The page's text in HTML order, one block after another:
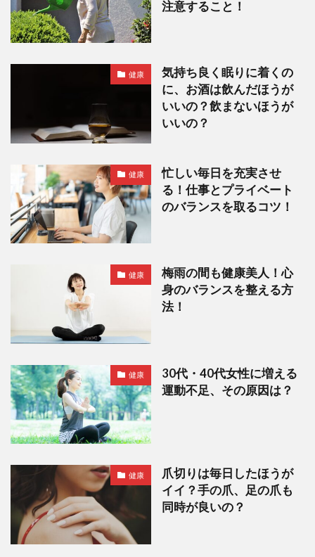
注意すること！
健康
気持ち良く眠りに着くの
に、お酒は飲んだほうが
いいの？飲まないほうが
いいの？
健康
忙しい毎日を充実させ
る！仕事とプライベート
のバランスを取るコツ！
健康
梅雨の間も健康美人！心
身のバランスを整える方
法！
健康
30代・40代女性に増える
運動不足、その原因は？
健康
爪切りは毎日したほうが
イイ？手の爪、足の爪も
同時が良いの？